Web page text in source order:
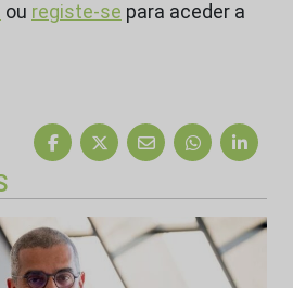
ou registe-se para aceder a